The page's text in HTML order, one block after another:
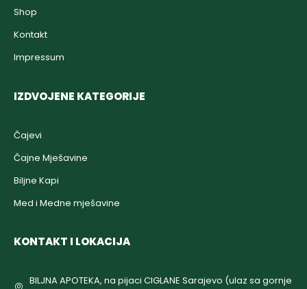
Shop
Kontakt
Impressum
IZDVOJENE KATEGORIJE
Čajevi
Čajne Mješavine
Biljne Kapi
Med i Medne mješavine
KONTAKT I LOKACIJA
BILJNA APOTEKA, na pijaci CIGLANE Sarajevo (ulaz sa gornje